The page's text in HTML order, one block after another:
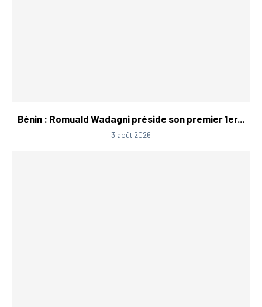
Bénin : Romuald Wadagni préside son premier 1er...
3 août 2026